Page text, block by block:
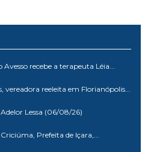
recebe a terapeuta Léia...
vereadora reeleita em Florianópolis...
Lessa (06/08/26)
Prefeita de Içara,...